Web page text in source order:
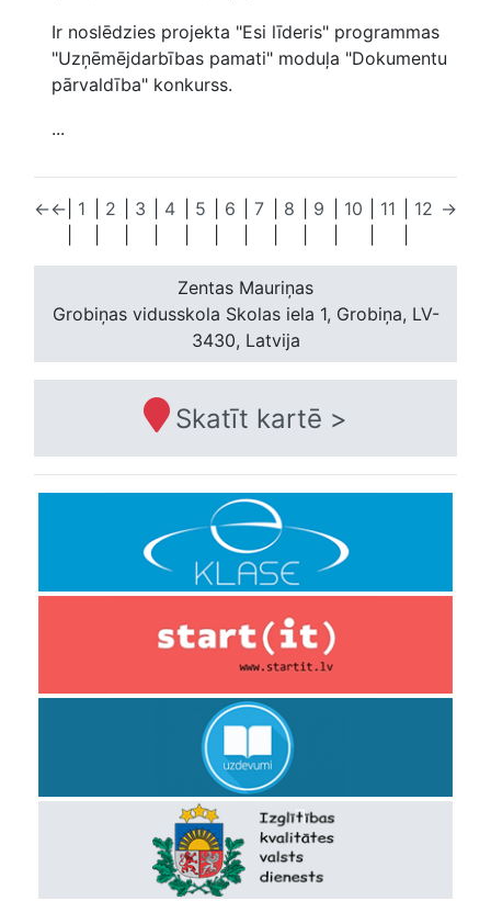
Ir noslēdzies projekta "Esi līderis" programmas
"Uzņēmējdarbības pamati" moduļa "Dokumentu
pārvaldība" konkurss.
...
←← 1
2
3
4
5
6
|7
8
9
10
11
12 →
Zentas Mauriņas
Grobiņas vidusskola Skolas iela 1, Grobiņa, LV-
3430, Latvija
Skatīt kartē >